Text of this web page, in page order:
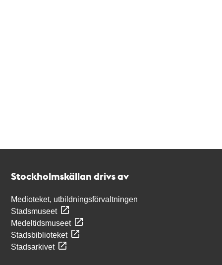
Stockholmskällan drivs av
Medioteket, utbildningsförvaltningen
Stadsmuseet
Medeltidsmuseet
Stadsbiblioteket
Stadsarkivet